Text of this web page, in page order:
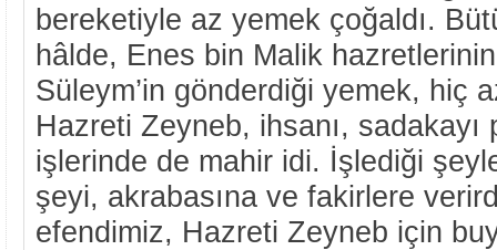
bereketiyle az yemek çoğaldı.
hâlde, Enes bin Malik
Süleym’in gönderdiği yemek, hiç
Hazreti Zeyneb, ihsanı,
işlerinde de mahir idi. İşlediği
şeyi, akrabasına ve fakirlere
efendimiz, Hazreti Zeyneb için